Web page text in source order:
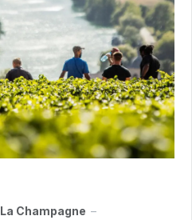
La Champagne